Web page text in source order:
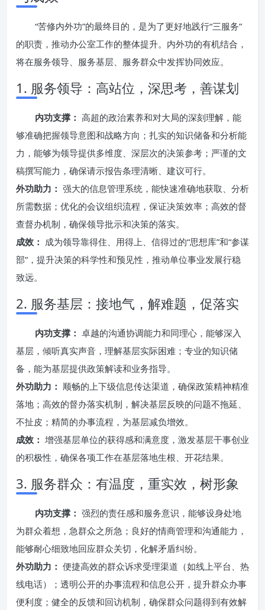
“苦修内外功”的最终目的，是为了更好地践行“三服务”
的职责，推动办公室工作的整体提升。内外功的有机结合，
将在服务领导、服务基层、服务群众中发挥协同效应。
1. 服务领导：高站位，深思考，善谋划
内功支撑： 高超的政治素养和对大局的深刻理解，能
够准确把握领导意图和战略方向；扎实的知识储备和分析能
力，能够为领导提供多维度、深层次的决策参考；严谨的文
稿撰写能力，确保请示报告条理清晰、建议可行。
外功助力： 强大的信息管理系统，能快速准确地获取、分析
所需数据；优化的会议组织流程，保证决策效率；高效的督
查督办机制，确保领导批示和决策的落实。
成效： 成为领导靠得住、用得上、信得过的“思想库”和“参谋
部”，提升决策的科学性和预见性，推动单位事业发展行稳
致远。
2. 服务基层：接地气，解难题，促落实
内功支撑： 卓越的沟通协调能力和同理心，能够深入
基层，倾听真实声音，理解基层实际困难；专业的知识储
备，能为基层提供政策解读和业务指导。
外功助力： 顺畅的上下级信息传达渠道，确保政策精神精准
落地；高效的督办落实机制，解决基层反映的问题不拖延、
不扯皮；精简的办事流程，为基层减负增效。
成效： 增强基层单位的获得感和满意度，激发基层干事创业
的积极性，确保各项工作在基层落地生根、开花结果。
3. 服务群众：有温度，重实效，树形象
内功支撑： 强烈的责任感和服务意识，能够设身处地
为群众着想，急群众之所急；良好的情商管理和沟通能力，
能够耐心细致地回应群众关切，化解矛盾纠纷。
外功助力： 便捷高效的群众诉求受理渠道（如线上平台、热
线电话）；透明公开的办事流程和信息公开，提升群众办事
便利度；健全的反馈和回访机制，确保群众问题得到有效解